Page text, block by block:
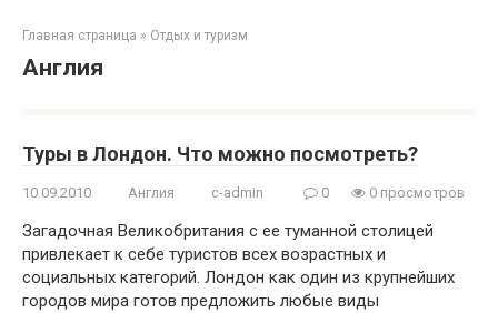
Главная страница » Отдых и туризм
Англия
Туры в Лондон. Что можно посмотреть?
10.09.2010 Англия c-admin 0 0 просмотров
Загадочная Великобритания с ее туманной столицей
привлекает к себе туристов всех возрастных и
социальных категорий. Лондон как один из крупнейших
городов мира готов предложить любые виды